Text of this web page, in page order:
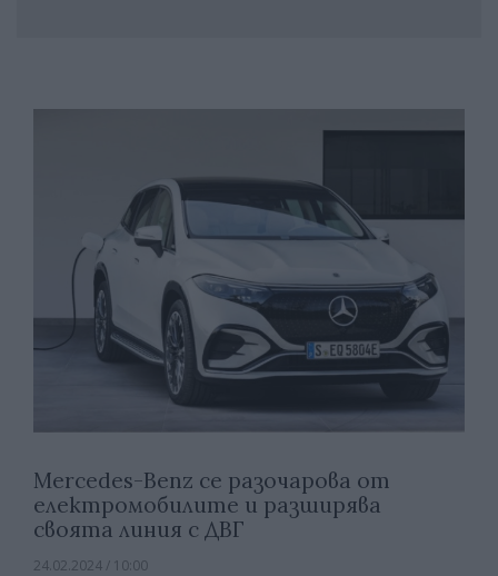
Mercedes-Benz се разочарова от
електромобилите и разширява
своята линия с ДВГ
24.02.2024 / 10:00